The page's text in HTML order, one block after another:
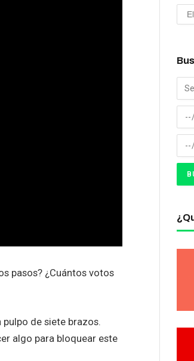
pasos? ¿Cuántos votos
pulpo de siete brazos.
algo para bloquear este